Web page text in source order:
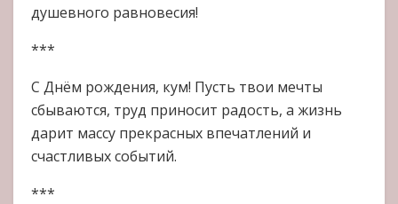
душевного равновесия!
***
С Днём рождения, кум! Пусть твои мечты
сбываются, труд приносит радость, а жизнь
дарит массу прекрасных впечатлений и
счастливых событий.
***